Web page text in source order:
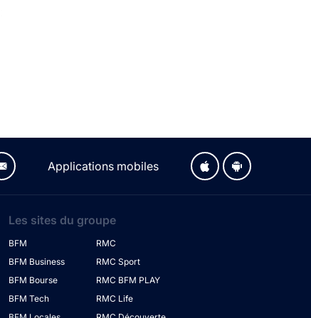
Applications mobiles
Les sites du groupe
BFM
BFM Business
BFM Bourse
BFM Tech
RMC
RMC Sport
RMC BFM PLAY
RMC Life